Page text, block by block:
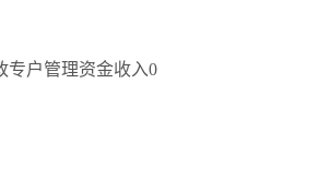
专户管理资金收入0